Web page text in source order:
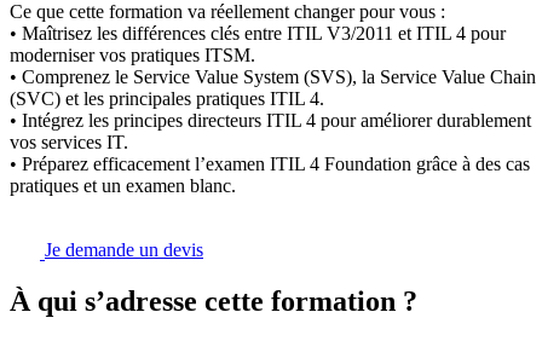
Ce que cette formation va réellement changer pour vous :
• Maîtrisez les différences clés entre ITIL V3/2011 et ITIL 4 pour
moderniser vos pratiques ITSM.
• Comprenez le Service Value System (SVS), la Service Value Chain
(SVC) et les principales pratiques ITIL 4.
• Intégrez les principes directeurs ITIL 4 pour améliorer durablement
vos services IT.
• Préparez efficacement l’examen ITIL 4 Foundation grâce à des cas
pratiques et un examen blanc.
Je demande un devis
À qui s’adresse cette formation ?